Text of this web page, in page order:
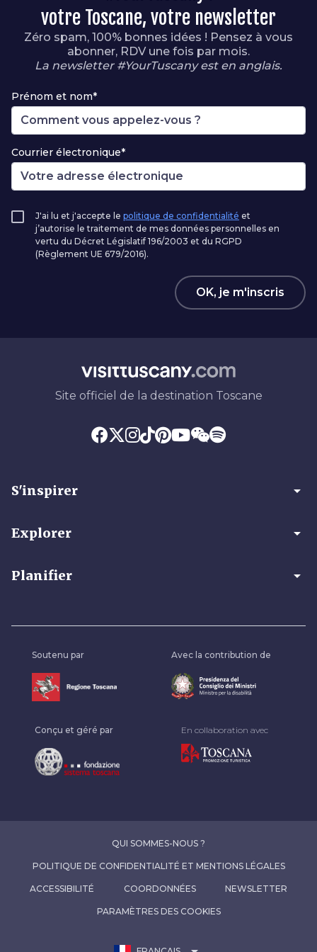
votre Toscane, votre newsletter
Zéro spam, 100% bonnes idées ! Pensez à vous
abonner, RDV une fois par mois.
La newsletter #YourTuscany est en anglais.
Prénom et nom*
Courrier électronique*
J'ai lu et j'accepte le politique de confidentialité et
j’autorise le traitement de mes données personnelles en
vertu du Décret Législatif 196/2003 et du RGPD
(Règlement UE 679/2016).
OK, je m'inscris
Site officiel de la destination Toscane
S'inspirer arrow_drop_down
Explorer arrow_drop_down
Planifier arrow_drop_down
Soutenu par Avec la contribution de
Conçu et géré par En collaboration avec
QUI SOMMES-NOUS ?
POLITIQUE DE CONFIDENTIALITÉ ET MENTIONS LÉGALES
ACCESSIBILITÉ COORDONNÉES NEWSLETTER
PARAMÈTRES DES COOKIES